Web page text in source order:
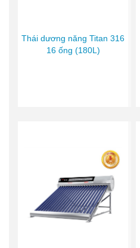
Thái dương năng Titan 316
16 ống (180L)